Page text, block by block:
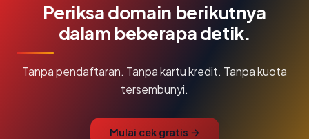
Periksa domain berikutnya
dalam beberapa detik.
Tanpa pendaftaran. Tanpa kartu kredit. Tanpa kuota
tersembunyi.
Mulai cek gratis →